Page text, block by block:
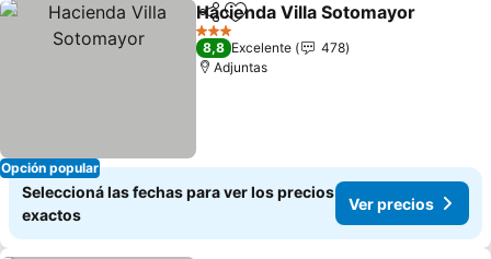
Opción popular
CompartirAñadir a favoritos
Hacienda Villa Sotomayor
3 Estrellas
8,8 Excelente
478
Adjuntas
Seleccioná las fechas para ver los precios
exactos
Ver precios